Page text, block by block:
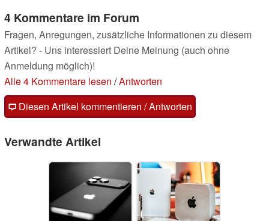
4 Kommentare im Forum
Fragen, Anregungen, zusätzliche Informationen zu diesem
Artikel? - Uns interessiert Deine Meinung (auch ohne
Anmeldung möglich)!
Alle 4 Kommentare lesen /Antworten
Diesen Artikel kommentieren / Antworten
Verwandte Artikel